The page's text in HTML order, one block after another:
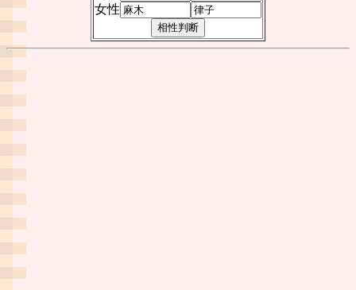
女性